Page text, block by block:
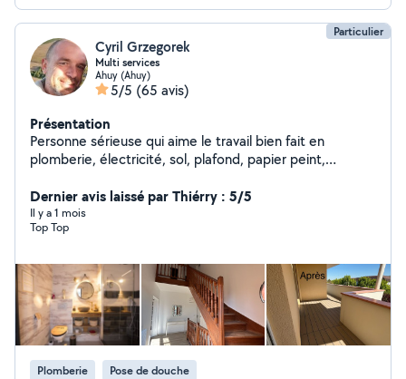
Particulier
Cyril Grzegorek
Multi services
Ahuy (Ahuy)
5/5 (65 avis)
Présentation
Personne sérieuse qui aime le travail bien fait en
plomberie, électricité, sol, plafond, papier peint,
de terrasse sur mesure en bois et composite
Dernier avis laissé par Thiérry : 5/5
Il y a 1 mois
Top Top
Plomberie Pose de douche